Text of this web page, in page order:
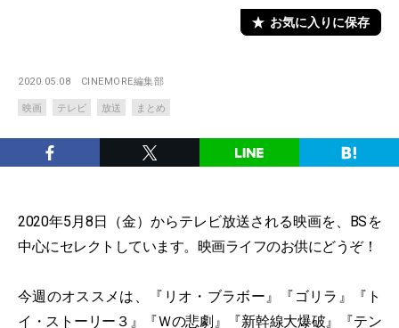
お気に入りに保存
2020.05.08 CINEMORE編集部
映画 テレビ 放送 まとめ
2020年5月8日（金）からテレビ放送される映画を、BSを
中心にセレクトしています。映画ライフのお供にどうぞ！
今週のオススメは、『リオ・ブラボー』『ゴリラ』『ト
イ・ストーリー３』『Ｗの悲劇』『新幹線大爆破』『テン